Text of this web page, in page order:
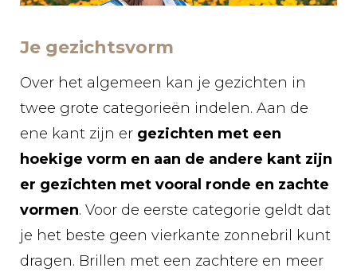
Je gezichtsvorm
Over het algemeen kan je gezichten in
twee grote categorieën indelen. Aan de
ene kant zijn er gezichten met een
hoekige vorm en aan de andere kant zijn
er gezichten met vooral ronde en zachte
vormen. Voor de eerste categorie geldt dat
je het beste geen vierkante zonnebril kunt
dragen. Brillen met een zachtere en meer